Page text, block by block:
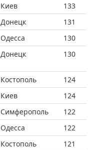
Киев
133
Донецк
131
Одесса
130
Донецк 130
Костополь
124
Киев
124
Симферополь
122
Одесса
122
Костополь
121